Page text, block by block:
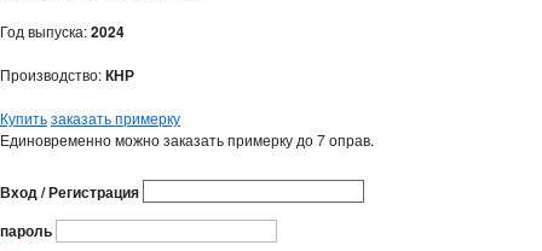
Год выпуска:2024
Производство:КНР
Купитьзаказать примерку
Единовременно можно заказать примерку до 7 оправ.
Вход / Регистрация
пароль